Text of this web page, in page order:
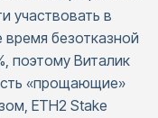
участвовать в
безотказной
поэтому Виталик
«прощающие»
ETH2 Stake